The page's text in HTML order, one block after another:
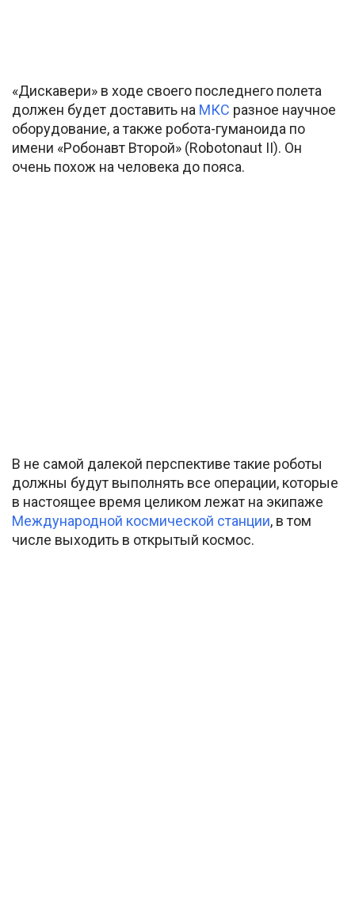
«Дискавери» в ходе своего последнего полета
должен будет доставить на МКС разное научное
оборудование, а также робота-гуманоида по
имени «Робонавт Второй» (Robotonaut II). Он
очень похож на человека до пояса.
В не самой далекой перспективе такие роботы
должны будут выполнять все операции, которые
в настоящее время целиком лежат на экипаже
Международной космической станции, в том
числе выходить в открытый космос.